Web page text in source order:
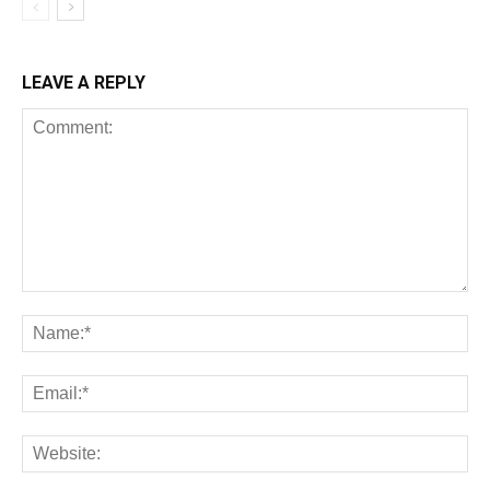
LEAVE A REPLY